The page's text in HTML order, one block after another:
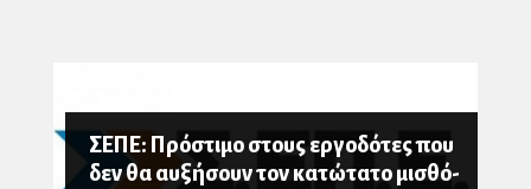
ΣΕΠΕ: Πρόστιμο στους εργοδότες που
δεν θα αυξήσουν τον κατώτατο μισθό-